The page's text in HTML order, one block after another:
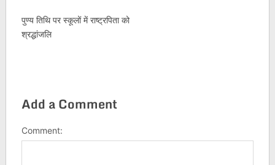
पुण्य तिथि पर स्कूलों में राष्ट्रपिता को
श्रद्धांजलि
Add a Comment
Comment: